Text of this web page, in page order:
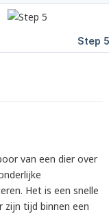
van een dier over
Het is een snelle
zijn tijd binnen een